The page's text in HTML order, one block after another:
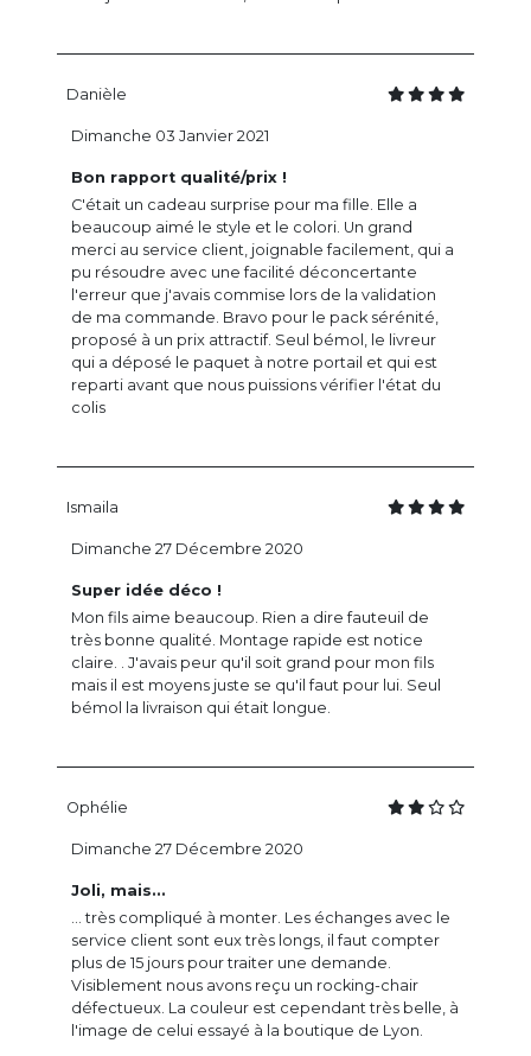
Danièle
Bon rapport qualité/prix !
C'était un cadeau surprise pour ma fille. Elle a
beaucoup aimé le style et le colori. Un grand
merci au service client, joignable facilement, qui a
pu résoudre avec une facilité déconcertante
l'erreur que j'avais commise lors de la validation
de ma commande. Bravo pour le pack sérénité,
proposé à un prix attractif. Seul bémol, le livreur
qui a déposé le paquet à notre portail et qui est
reparti avant que nous puissions vérifier l'état du
colis
Dimanche 03 Janvier 2021
Ismaila
Super idée déco !
Mon fils aime beaucoup. Rien a dire fauteuil de
très bonne qualité. Montage rapide est notice
claire. . J'avais peur qu'il soit grand pour mon fils
mais il est moyens juste se qu'il faut pour lui. Seul
bémol la livraison qui était longue.
Dimanche 27 Décembre 2020
Ophélie
Joli, mais...
... très compliqué à monter. Les échanges avec le
service client sont eux très longs, il faut compter
plus de 15 jours pour traiter une demande.
Visiblement nous avons reçu un rocking-chair
défectueux. La couleur est cependant très belle, à
l'image de celui essayé à la boutique de Lyon.
Dimanche 27 Décembre 2020